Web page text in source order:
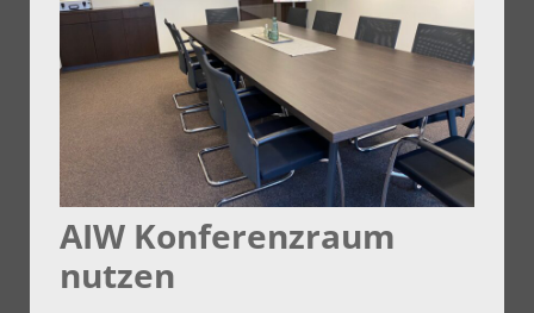
AIW Konferenzraum
nutzen